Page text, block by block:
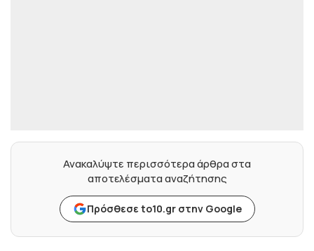
Ανακαλύψτε περισσότερα άρθρα στα
αποτελέσματα αναζήτησης
Πρόσθεσε to10.gr στην Google